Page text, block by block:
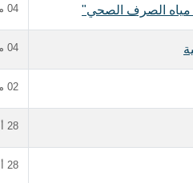
مياه الصرف الصحي" 04 مايو 2025
04 مايو 2025
02 مايو 2025
28 أبريل 2025
28 أبريل 2025